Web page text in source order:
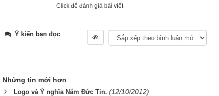
Click để đánh giá bài viết
Ý kiến bạn đọc
Những tin mới hơn
Logo và Ý nghĩa Năm Đức Tin. (12/10/2012)